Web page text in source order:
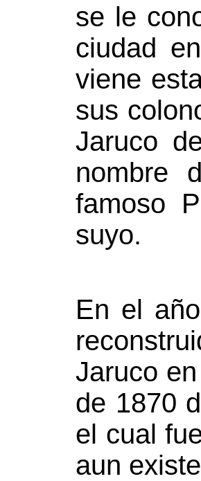
se le
ciudad
viene
sus
Jaruco
nombre
famoso
suyo.
En el
Jaruco
de 1870
el cual
aun